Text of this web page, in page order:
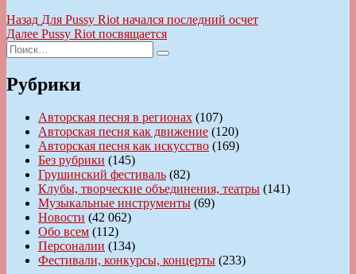
Навигация
по
записям
Назад Предыдущая
запись:
Для Pussy Riot начался последний осчет
Далее Следующая
Pussy Riot посвящается
Искать:
Поиск
Рубрики
Авторская песня в регионах (107)
Авторская песня как движение (120)
Авторская песня как искусство (169)
Без рубрики (145)
Грушинский фестиваль (82)
Клубы, творческие объединения, театры (141)
Музыкальные инструменты (69)
Новости (42 062)
Обо всем (112)
Персоналии (134)
Фестивали, конкурсы, концерты (233)